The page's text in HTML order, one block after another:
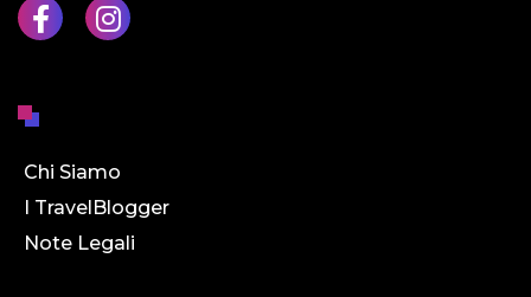
Chi Siamo
I TravelBlogger
Note Legali